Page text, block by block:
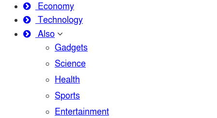
Economy
Technology
Also
Gadgets
Science
Health
Sports
Entertainment